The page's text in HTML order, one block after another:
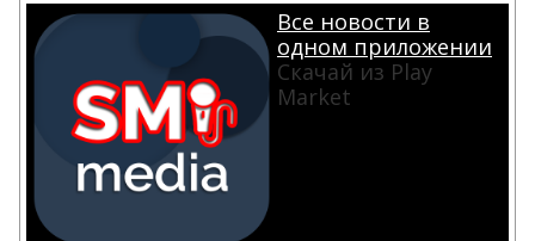
Все новости в
одном приложении
Скачай из Play
Market